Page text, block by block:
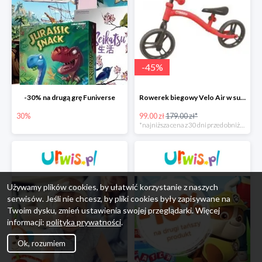
-30% na drugą grę Funiverse
30%
-45%
Rowerek biegowy Velo Air w super cenie
99.00 zł179.00 zł*
*najniższa cena z 30 dni przed obniżką
Używamy plików cookies, by ułatwić korzystanie z naszych
serwisów. Jeśli nie chcesz, by pliki cookies były zapisywane na
Twoim dysku, zmień ustawienia swojej przeglądarki. Więcej
informacji: polityka prywatności.
Ok, rozumiem